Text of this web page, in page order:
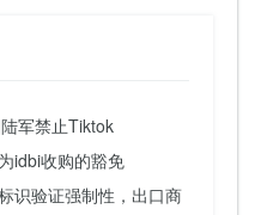
军禁止Tiktok
idbi收购的豁免
识验证强制性，出口商